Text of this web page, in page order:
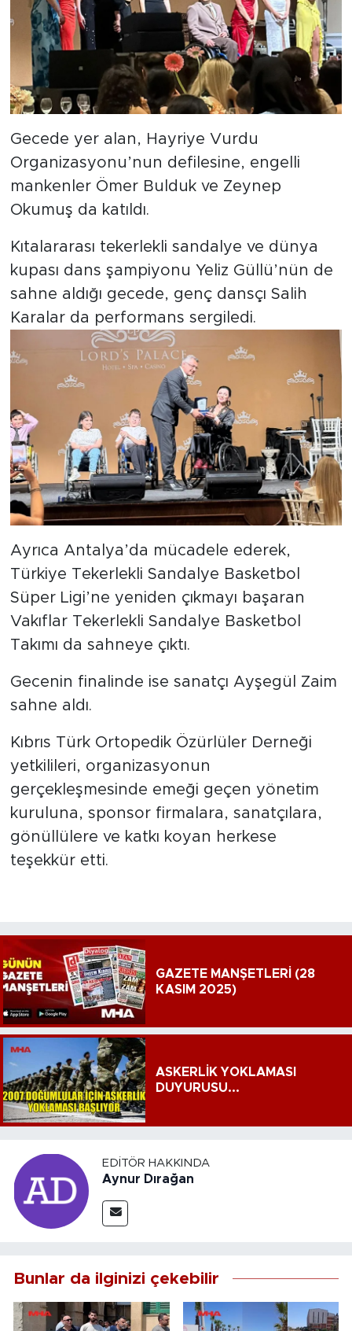
Gecede yer alan, Hayriye Vurdu
Organizasyonu’nun defilesine, engelli
mankenler Ömer Bulduk ve Zeynep
Okumuş da katıldı.
Kıtalararası tekerlekli sandalye ve dünya
kupası dans şampiyonu Yeliz Güllü’nün de
sahne aldığı gecede, genç dansçı Salih
Karalar da performans sergiledi.
Ayrıca Antalya’da mücadele ederek,
Türkiye Tekerlekli Sandalye Basketbol
Süper Ligi’ne yeniden çıkmayı başaran
Vakıflar Tekerlekli Sandalye Basketbol
Takımı da sahneye çıktı.
Gecenin finalinde ise sanatçı Ayşegül Zaim
sahne aldı.
Kıbrıs Türk Ortopedik Özürlüler Derneği
yetkilileri, organizasyonun
gerçekleşmesinde emeği geçen yönetim
kuruluna, sponsor firmalara, sanatçılara,
gönüllülere ve katkı koyan herkese
teşekkür etti.
GAZETE MANŞETLERİ (28
KASIM 2025)
ASKERLİK YOKLAMASI
DUYURUSU...
EDITÖR HAKKINDA
Aynur Dırağan
Bunlar da ilginizi çekebilir